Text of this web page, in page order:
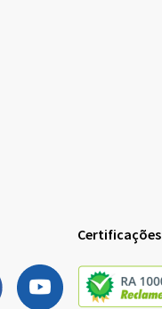
Certificações